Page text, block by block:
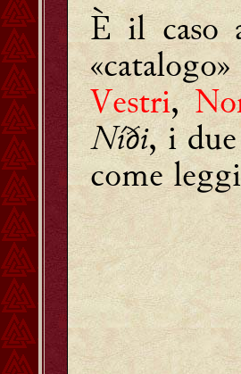
È il caso
Vestri,
Níði, i
come